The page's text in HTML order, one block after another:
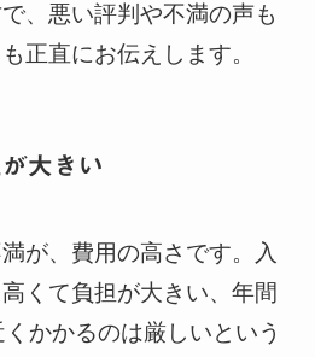
、悪い評判や不満の声も
正直にお伝えします。
大きい
が、費用の高さです。入
くて負担が大きい、年間
かかるのは厳しいという